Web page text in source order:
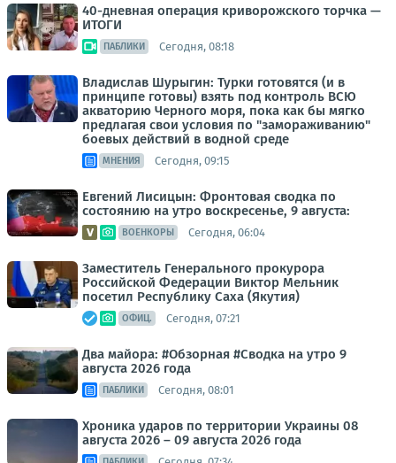
40-дневная операция криворожского торчка —
ИТОГИ
ПАБЛИКИ Сегодня, 08:18
Владислав Шурыгин: Турки готовятся (и в
принципе готовы) взять под контроль ВСЮ
акваторию Черного моря, пока как бы мягко
предлагая свои условия по "замораживанию"
боевых действий в водной среде
МНЕНИЯ Сегодня, 09:15
Евгений Лисицын: Фронтовая сводка по
состоянию на утро воскресенье, 9 августа:
ВОЕНКОРЫ Сегодня, 06:04
Заместитель Генерального прокурора
Российской Федерации Виктор Мельник
посетил Республику Саха (Якутия)
ОФИЦ. Сегодня, 07:21
Два майора: #Обзорная #Сводка на утро 9
августа 2026 года
ПАБЛИКИ Сегодня, 08:01
Хроника ударов по территории Украины 08
августа 2026 – 09 августа 2026 года